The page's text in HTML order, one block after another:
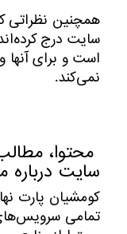
همچنین نظراتی
سایت درج
است و برای آنها
نمی‌کند.
محتوا،
سایت
کومشیان پارت
تمامی